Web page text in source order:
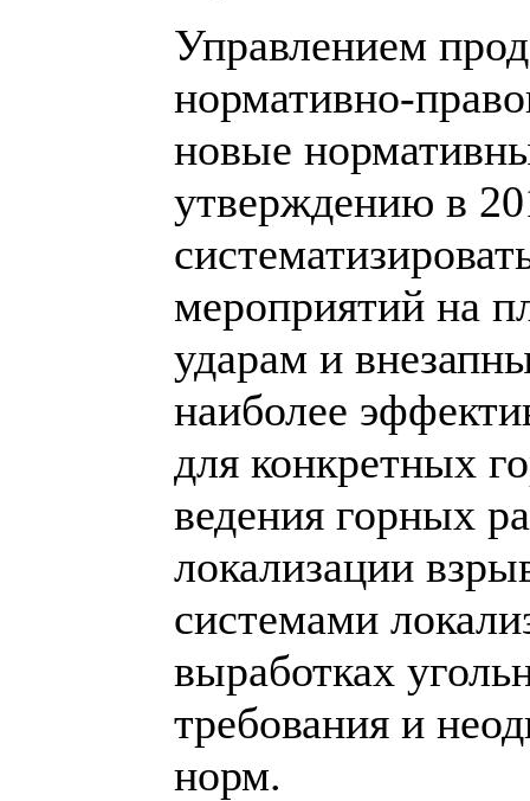
Управлением
нормативно-
новые
утверждению в
мероприятий на
ударам и
наиболее
для конкретных
ведения горных
локализации
системами
выработках
требования и
норм.